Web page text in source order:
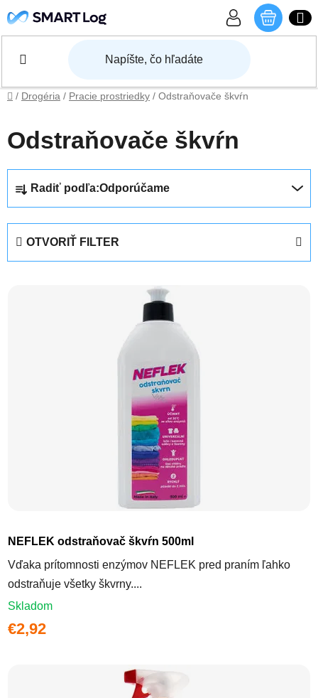
Domov
/ Drogéria / Pracie prostriedky / Odstraňovače škvŕn
Odstraňovače škvŕn
Radiť podľa:Odporúčame
OTVORIŤ FILTER
NEFLEK odstraňovač škvŕn 500ml
Vďaka prítomnosti enzýmov NEFLEK pred praním ľahko
odstraňuje všetky škvrny....
Skladom
€2,92